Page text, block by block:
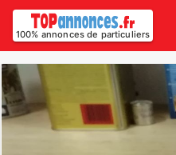
100% annonces de particuliers